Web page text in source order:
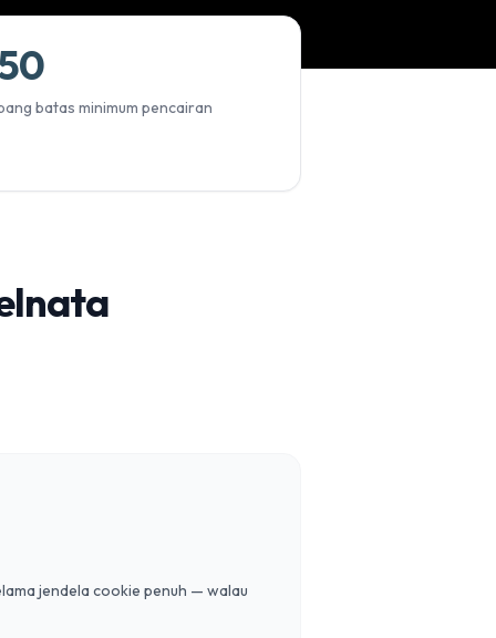
batas minimum pencairan
jendela cookie penuh — walau